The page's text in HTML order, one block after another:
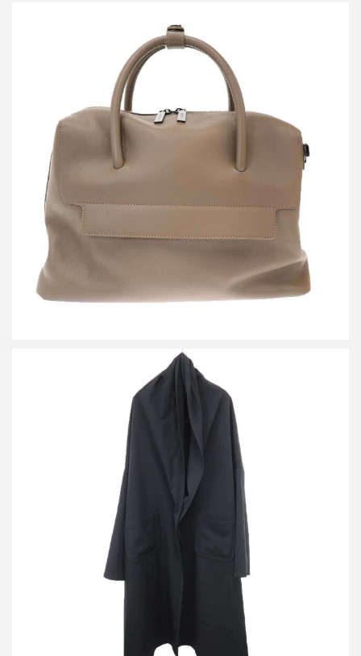
ディスコードバイヨウジヤマモト 2WAIレザーショルダートートバ
ヨウジヤマモト プリュスノアール 18AW ウールギャバジン ビッ
グコート
買取金額24,000円